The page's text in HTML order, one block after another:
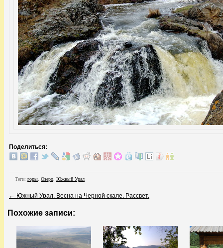
Поделиться:
Теги: горы, Озеро, Южный Урал
← Южный Урал. Весна на Черной скале. Рассвет.
Похожие записи: